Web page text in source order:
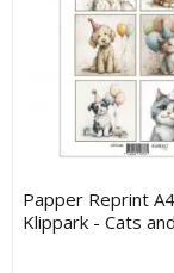
Papper Reprint
Klippark - Cats